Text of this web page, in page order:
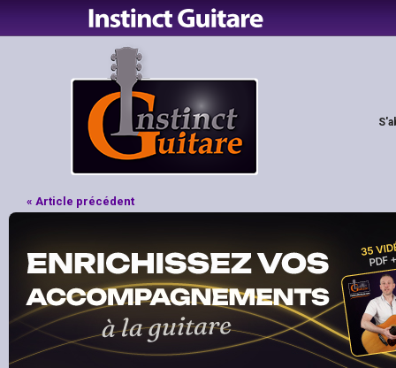
« Article précédent